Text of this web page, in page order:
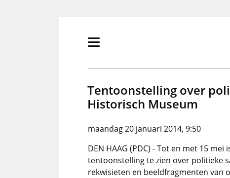
Primair
tonen/verbergen
Tentoonstelling over
Historisch Museum
maandag 20 januari 2014, 9:50
DEN HAAG (PDC) - Tot en met 15
tentoonstelling te zien over politieke
rekwisieten en beeldfragmenten van